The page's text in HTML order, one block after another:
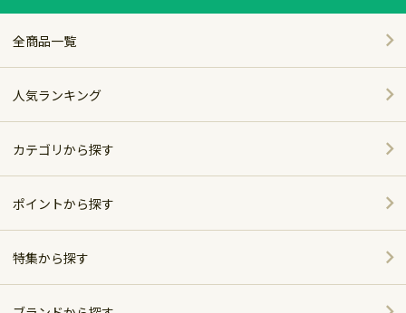
全商品一覧
人気ランキング
カテゴリから探す
家電
家具・インテリア
ホーム＆キッチン
ポイントから探す
～5,000pt
5,001～10,000pt
特集から探す